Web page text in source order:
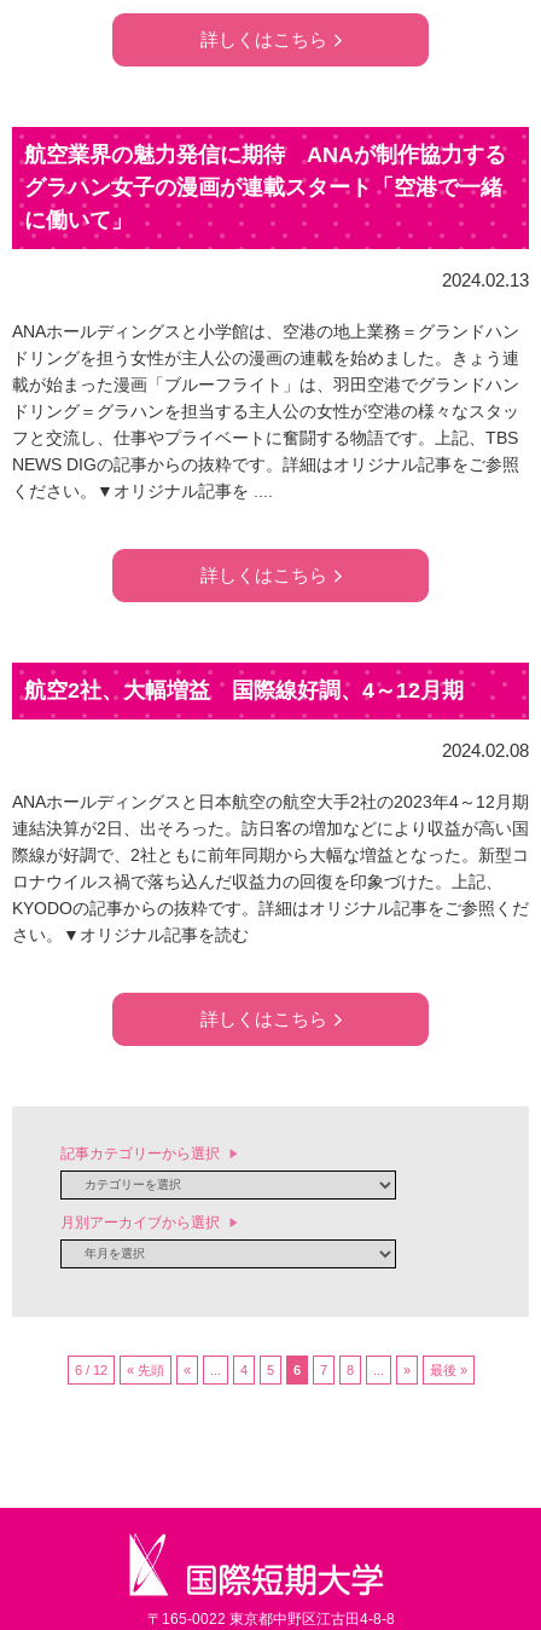
詳しくはこちら
航空業界の魅力発信に期待 ANAが制作協力する
グラハン女子の漫画が連載スタート「空港で一緒
に働いて」
2024.02.13
ANAホールディングスと小学館は、空港の地上業務＝グランドハン
ドリングを担う女性が主人公の漫画の連載を始めました。きょう連
載が始まった漫画「ブルーフライト」は、羽田空港でグランドハン
ドリング＝グラハンを担当する主人公の女性が空港の様々なスタッ
フと交流し、仕事やプライベートに奮闘する物語です。上記、TBS
NEWS DIGの記事からの抜粋です。詳細はオリジナル記事をご参照
ください。▼オリジナル記事を ....
詳しくはこちら
航空2社、大幅増益 国際線好調、4～12月期
2024.02.08
ANAホールディングスと日本航空の航空大手2社の2023年4～12月期
連結決算が2日、出そろった。訪日客の増加などにより収益が高い国
際線が好調で、2社ともに前年同期から大幅な増益となった。新型コ
ロナウイルス禍で落ち込んだ収益力の回復を印象づけた。上記、
KYODOの記事からの抜粋です。詳細はオリジナル記事をご参照くだ
さい。▼オリジナル記事を読む
詳しくはこちら
記事カテゴリーから選択
月別アーカイブから選択
6 / 12 « 先頭 « 4 5 6 7 8 » 最後 »
〒165-0022 東京都中野区江古田4-8-8